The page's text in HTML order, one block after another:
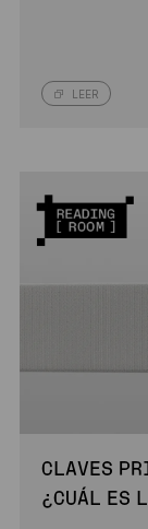
LEER
CLAVES
¿CUÁL ES